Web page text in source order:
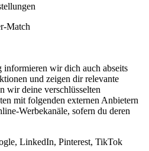
Match
wir dich auch abseits
und zeigen dir relevante
wir deine verschlüsselten
mit folgenden externen Anbietern
Werbekanäle, sofern du deren
LinkedIn, Pinterest, TikTok